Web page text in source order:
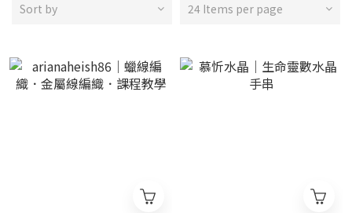
Sort by 24 Items per page